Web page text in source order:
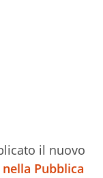
il nuovo
Pubblica